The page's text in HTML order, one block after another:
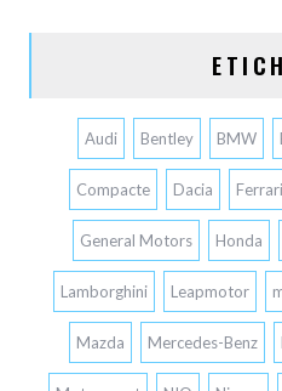
Audi Bentley BMW
Compacte Dacia Ferrari
General Motors Honda
Lamborghini Leapmotor
Mazda Mercedes-Benz